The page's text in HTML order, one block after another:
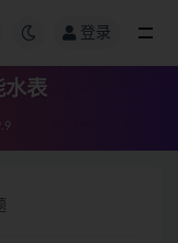
登录
水表